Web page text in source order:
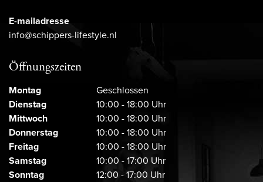
E-mailadresse
info@schippers-lifestyle.nl
Öffnungszeiten
Montag
Geschlossen
Dienstag
10:00 - 18:00 Uhr
Mittwoch
10:00 - 18:00 Uhr
Donnerstag
10:00 - 18:00 Uhr
Freitag
10:00 - 18:00 Uhr
Samstag
10:00 - 17:00 Uhr
Sonntag
12:00 - 17:00 Uhr